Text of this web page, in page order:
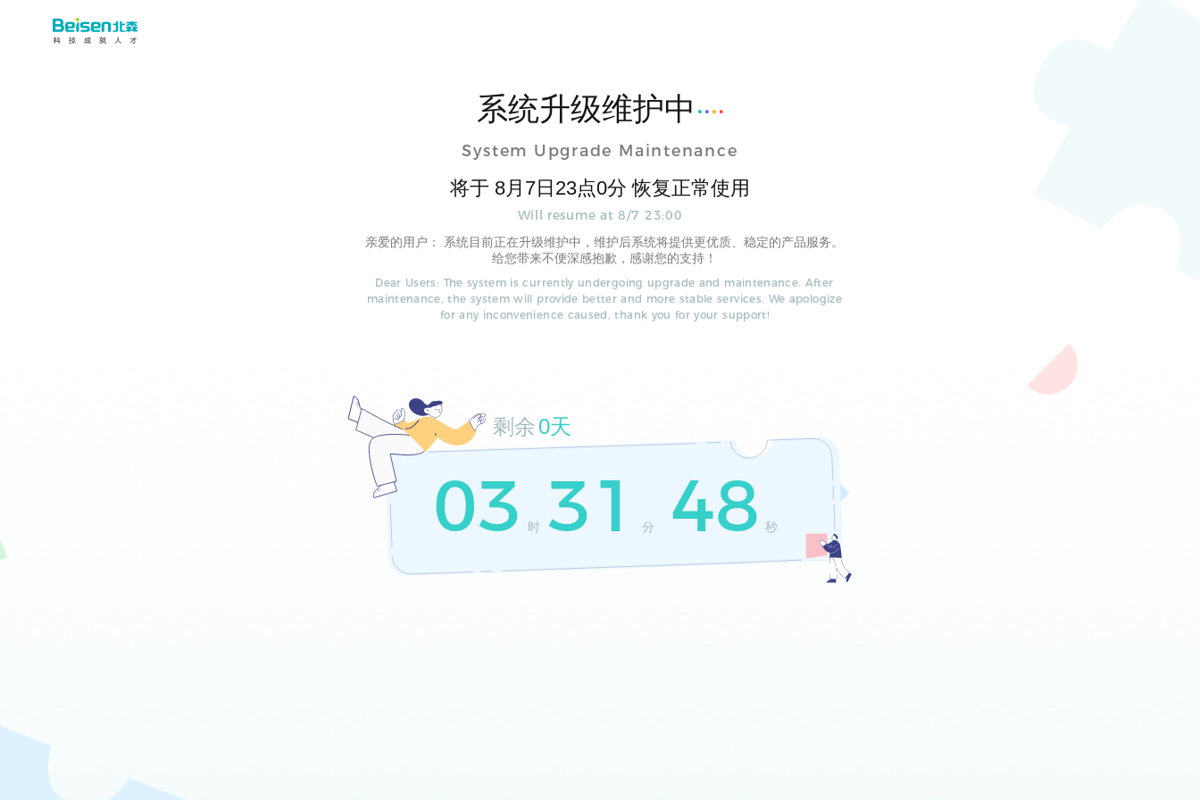
系统升级维护中
System Upgrade Maintenance
将于 8月 7日 23点0分 恢复正常使用
Will resume at8/7 23:00
亲爱的用户： 系统目前正在升级维护中，维护后系统将提供更优质、稳定的产品服务。
给您带来不便深感抱歉，感谢您的支持！
Dear Users: The system is currently undergoing upgrade and maintenance. After
maintenance, the system will provide better and more stable services. We apologize
for any inconvenience caused, thank you for your support!
剩余0天
03 时 31 分 48 秒